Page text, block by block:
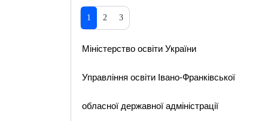
1 2 3
Міністерство освіти України
Управління освіти Івано-Франківської
обласної державної адміністрації